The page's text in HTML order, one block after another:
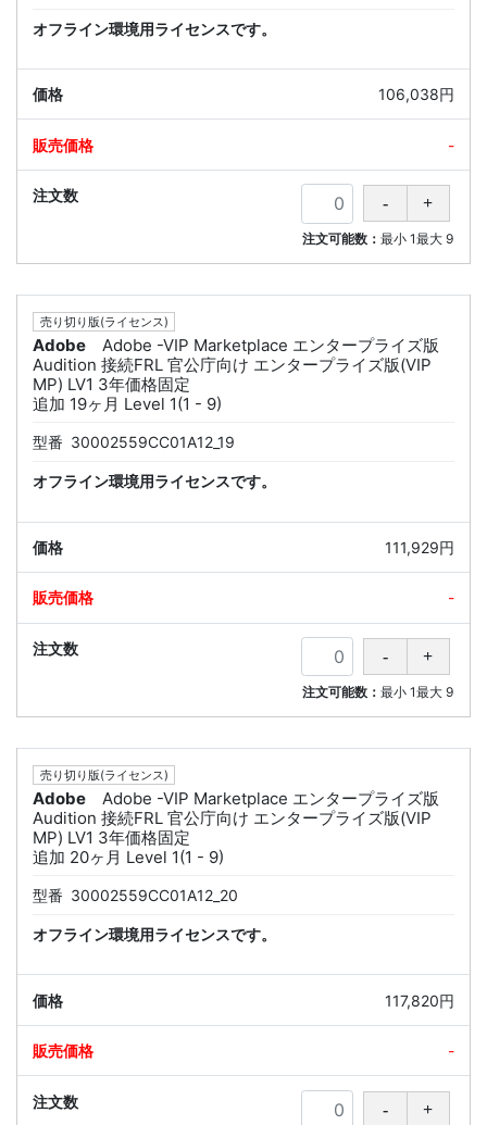
オフライン環境用ライセンスです。
106,038円
-
注文可能数：最小 1最大 9
売り切り版(ライセンス)
Adobe
Adobe -VIP Marketplace エンタープライズ版
Audition 接続FRL 官公庁向け エンタープライズ版(VIP
MP) LV1 3年価格固定
追加 19ヶ月 Level 1(1 - 9)
型番 30002559CC01A12_19
オフライン環境用ライセンスです。
111,929円
-
注文可能数：最小 1最大 9
売り切り版(ライセンス)
Adobe
Adobe -VIP Marketplace エンタープライズ版
Audition 接続FRL 官公庁向け エンタープライズ版(VIP
MP) LV1 3年価格固定
追加 20ヶ月 Level 1(1 - 9)
型番 30002559CC01A12_20
オフライン環境用ライセンスです。
117,820円
-